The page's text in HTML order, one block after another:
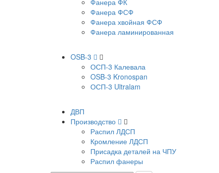
Фанера ФК
Фанера ФСФ
Фанера хвойная ФСФ
Фанера ламинированная
OSB-3
ОСП-3 Калевала
OSB-3 Kronospan
ОСП-3 Ultralam
ДВП
Производство
Распил ЛДСП
Кромление ЛДСП
Присадка деталей на ЧПУ
Распил фанеры